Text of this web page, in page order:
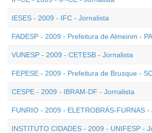
IESES - 2009 - IFC - Jornalista
FADESP - 2009 - Prefeitura de Almeirim -
VUNESP - 2009 - CETESB - Jornalista
FEPESE - 2009 - Prefeitura de Brusque -
CESPE - 2009 - IBRAM-DF - Jornalista
FUNRIO - 2009 - ELETROBRÁS-FURNAS -
INSTITUTO CIDADES - 2009 - UNIFESP -